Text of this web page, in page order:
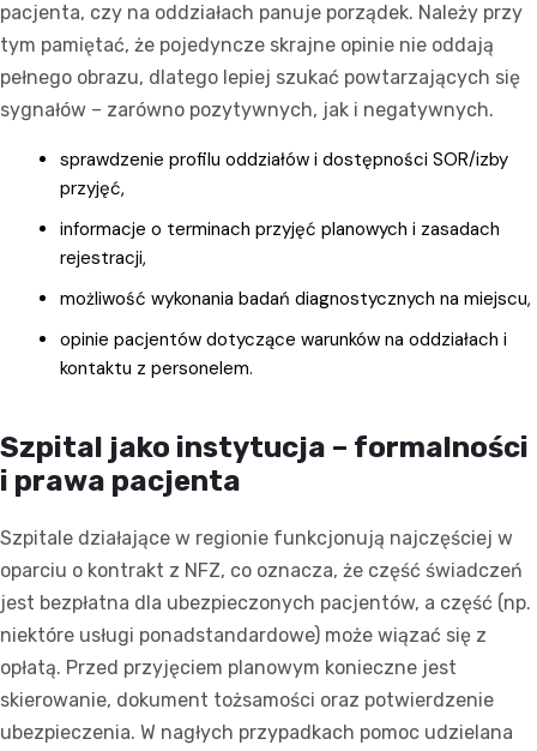
pacjenta, czy na oddziałach panuje porządek. Należy przy
tym pamiętać, że pojedyncze skrajne opinie nie oddają
pełnego obrazu, dlatego lepiej szukać powtarzających się
sygnałów – zarówno pozytywnych, jak i negatywnych.
sprawdzenie profilu oddziałów i dostępności SOR/izby
przyjęć,
informacje o terminach przyjęć planowych i zasadach
rejestracji,
możliwość wykonania badań diagnostycznych na miejscu,
opinie pacjentów dotyczące warunków na oddziałach i
kontaktu z personelem.
Szpital jako instytucja – formalności
i prawa pacjenta
Szpitale działające w regionie funkcjonują najczęściej w
oparciu o kontrakt z NFZ, co oznacza, że część świadczeń
jest bezpłatna dla ubezpieczonych pacjentów, a część (np.
niektóre usługi ponadstandardowe) może wiązać się z
opłatą. Przed przyjęciem planowym konieczne jest
skierowanie, dokument tożsamości oraz potwierdzenie
ubezpieczenia. W nagłych przypadkach pomoc udzielana